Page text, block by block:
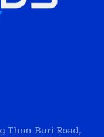
Thon Buri Road,